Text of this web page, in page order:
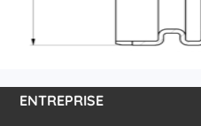
ENTREPRISE